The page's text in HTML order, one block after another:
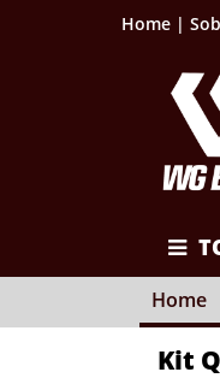
Home |
Home
Kit